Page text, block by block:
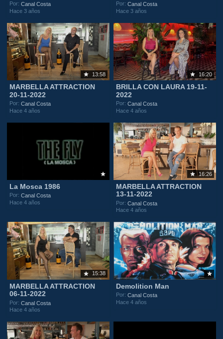
Por:Canal Costa
Hace 3 años
Por:Canal Costa
Hace 3 años
13:58
MARBELLA ATTRACTION
20-11-2022
Por:Canal Costa
Hace 4 años
16:20
BRILLA CON LAURA 19-11-
2022
Por:Canal Costa
Hace 4 años
La Mosca 1986
Por:Canal Costa
Hace 4 años
16:26
MARBELLA ATTRACTION
13-11-2022
Por:Canal Costa
Hace 4 años
15:38
MARBELLA ATTRACTION
06-11-2022
Por:Canal Costa
Hace 4 años
Demolition Man
Por:Canal Costa
Hace 4 años